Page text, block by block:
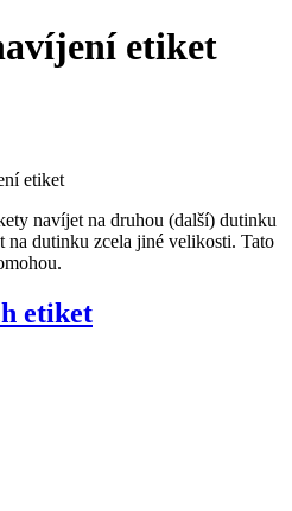
etiket
etiket
navíjet na druhou (další) dutinku
na dutinku zcela jiné velikosti. Tato
etiket